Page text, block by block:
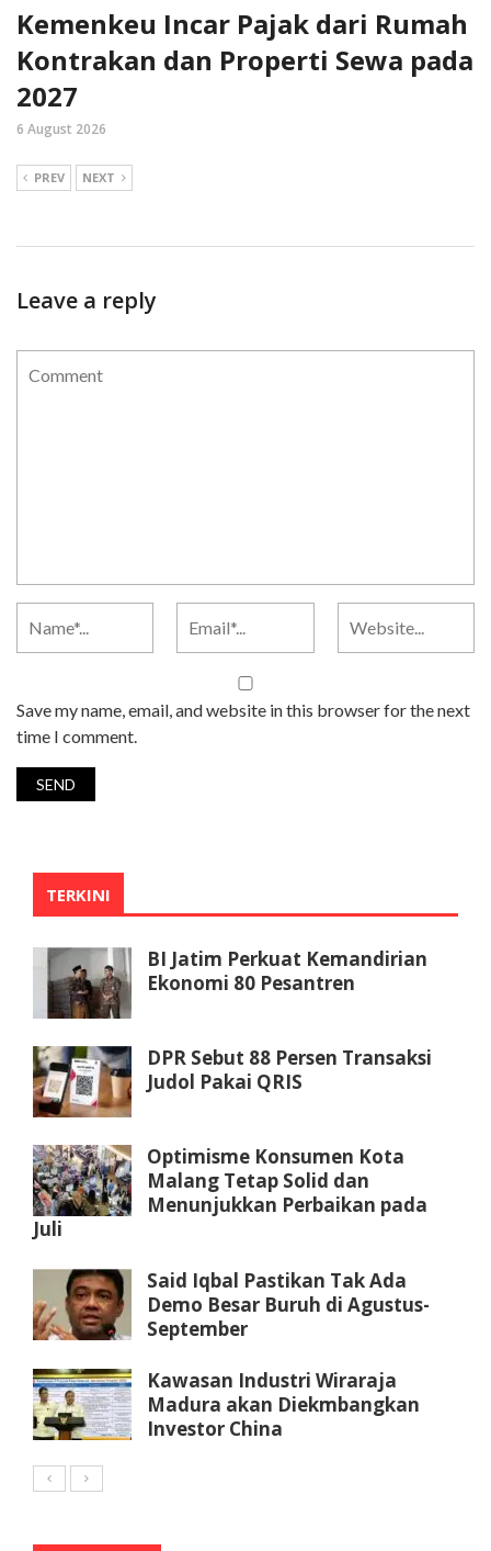
Kemenkeu Incar Pajak dari Rumah
Kontrakan dan Properti Sewa pada
2027
6 August 2026
PREV NEXT
Leave a reply
Save my name, email, and website in this browser for the next
time I comment.
TERKINI
BI Jatim Perkuat Kemandirian
Ekonomi 80 Pesantren
DPR Sebut 88 Persen Transaksi
Judol Pakai QRIS
Optimisme Konsumen Kota
Malang Tetap Solid dan
Menunjukkan Perbaikan pada
Juli
Said Iqbal Pastikan Tak Ada
Demo Besar Buruh di Agustus-
September
Kawasan Industri Wiraraja
Madura akan Diekmbangkan
Investor China